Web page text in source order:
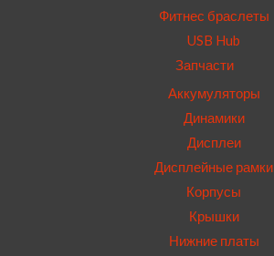
Фитнес браслеты
USB Hub
Запчасти
Аккумуляторы
Динамики
Дисплеи
Дисплейные рамки
Корпусы
Крышки
Нижние платы